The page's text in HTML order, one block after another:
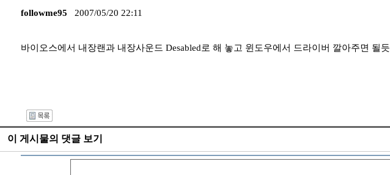
followme95 2007/05/20 22:11
바이오스에서 내장랜과 내장사운드 Desabled로 해 놓고 윈도우에서 드라이버 깔아주면 될듯
이 게시물의 댓글 보기